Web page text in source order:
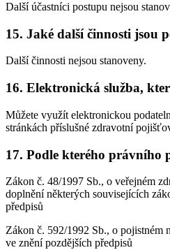
Další účastníci postupu nejsou
15. Jaké další činnosti jsou
Další činnosti nejsou stanoveny.
16. Elektronická služba,
Můžete využít elektronickou
stránkách příslušné zdravotní
17. Podle kterého právního
Zákon č. 48/1997 Sb., o veřejném
doplnění některých souvisejících
předpisů
Zákon č. 592/1992 Sb., o pojistném
ve znění pozdějších předpisů